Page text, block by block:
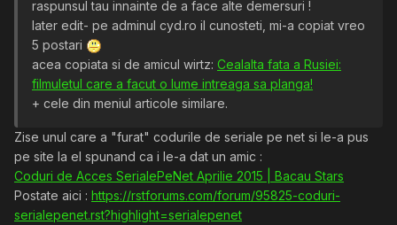
raspunsul tau innainte de a face alte demersuri !
later edit- pe adminul cyd.ro il cunosteti, mi-a copiat vreo
5 postari
acea copiata si de amicul wirtz: Cealalta fata a Rusiei:
filmuletul care a facut o lume intreaga sa planga!
+ cele din meniul articole similare.
Zise unul care a "furat" codurile de seriale pe net si le-a pus
pe site la el spunand ca i le-a dat un amic :
Coduri de Acces SerialePeNet Aprilie 2015 | Bacau Stars
Postate aici : https://rstforums.com/forum/95825-coduri-
serialepenet.rst?highlight=serialepenet